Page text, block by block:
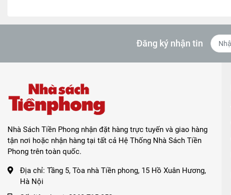
Đăng ký nhận tin
Nhà Sách Tiền Phong nhận đặt hàng trực tuyến và giao hàng
tận nơi hoặc nhận hàng tại tất cả Hệ Thống Nhà Sách Tiền
Phong trên toàn quốc.
Địa chỉ: Tầng 5, Tòa nhà Tiền phong, 15 Hồ Xuân Hương,
Hà Nội